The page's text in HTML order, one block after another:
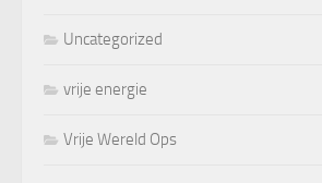
Uncategorized
vrije energie
Vrije Wereld Ops